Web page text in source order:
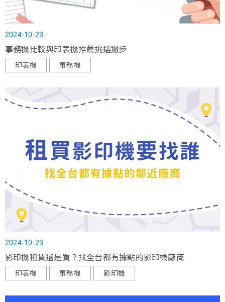
2024-10-23
事務機比較與印表機推薦挑選撇步
印表機 事務機
2024-10-23
影印機租賃還是買？找全台都有據點的影印機廠商
印表機 事務機 影印機